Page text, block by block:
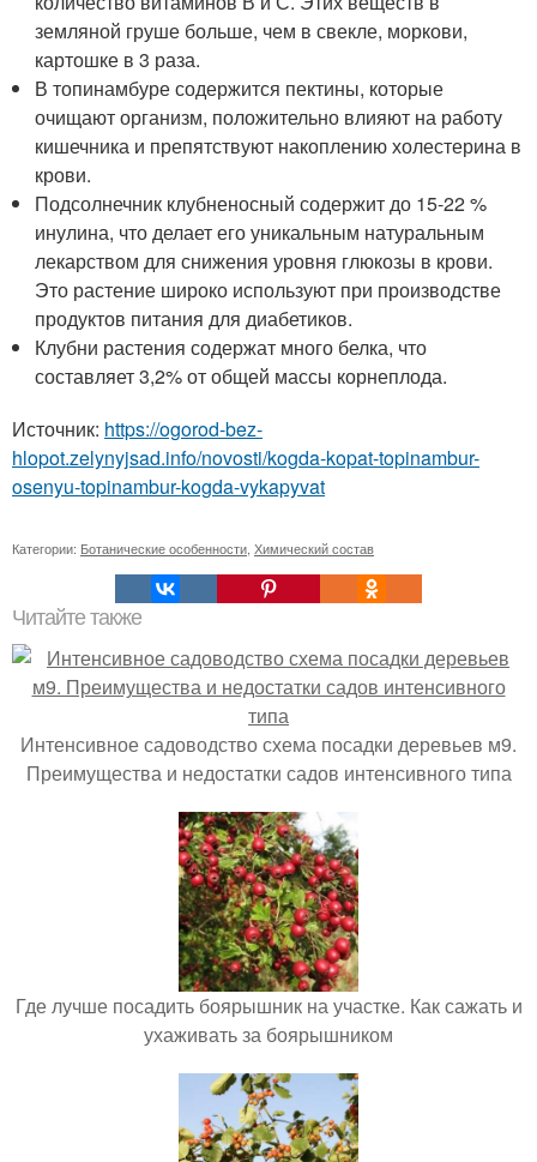
земляной груше больше, чем в свекле, моркови,
картошке в 3 раза.
В топинамбуре содержится пектины, которые
очищают организм, положительно влияют на работу
кишечника и препятствуют накоплению холестерина в
крови.
Подсолнечник клубненосный содержит до 15-22 %
инулина, что делает его уникальным натуральным
лекарством для снижения уровня глюкозы в крови.
Это растение широко используют при производстве
продуктов питания для диабетиков.
Клубни растения содержат много белка, что
составляет 3,2% от общей массы корнеплода.
Источник: https://ogorod-bez-
hlopot.zelynyjsad.info/novosti/kogda-kopat-topinambur-
osenyu-topinambur-kogda-vykapyvat
Категории: Ботанические особенности, Химический состав
Читайте также
Интенсивное садоводство схема посадки деревьев м9.
Преимущества и недостатки садов интенсивного типа
Где лучше посадить боярышник на участке. Как сажать и
ухаживать за боярышником